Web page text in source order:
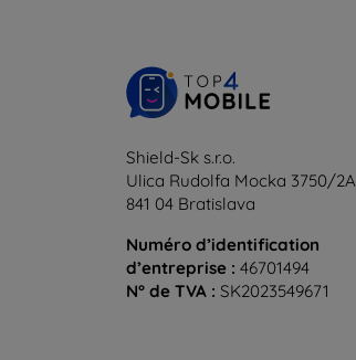
Shield-Sk s.r.o.
Ulica Rudolfa Mocka 3750/2A
841 04 Bratislava
Numéro d’identification
d’entreprise : 46701494
N° de TVA : SK2023549671